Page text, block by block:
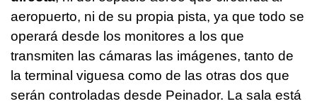
aeropuerto, ni de su propia pista, ya que todo se
operará desde los monitores a los que
transmiten las cámaras las imágenes, tanto de
la terminal viguesa como de las otras dos que
serán controladas desde Peinador. La sala está